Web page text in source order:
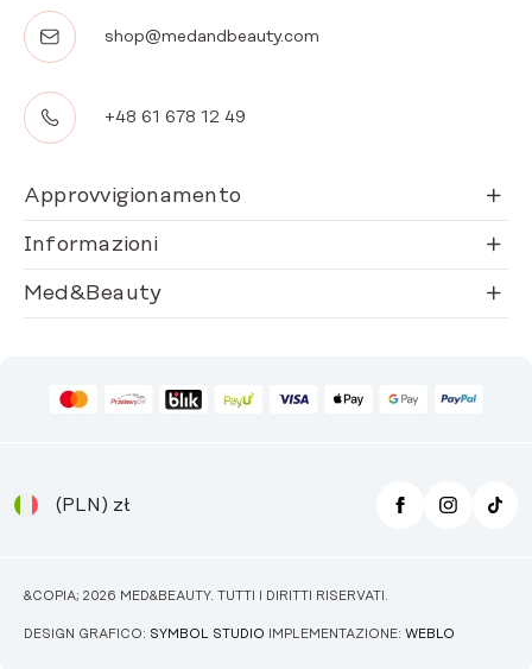
shop@medandbeauty.com
+48 61 678 12 49
Approvvigionamento
Informazioni
Med&Beauty
(PLN) zł
&COPIA; 2026 MED&BEAUTY. TUTTI I DIRITTI RISERVATI.
DESIGN GRAFICO: SYMBOL STUDIO IMPLEMENTAZIONE: WEBLO